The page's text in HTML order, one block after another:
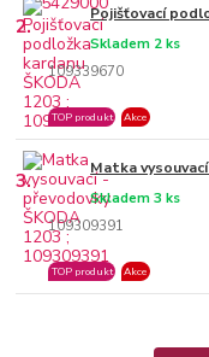
2. Pojišťovací
109339670
Skladem 2 ks
TOP produkt Akce
3. Matka
109309391
Skladem 3 ks
TOP produkt Akce